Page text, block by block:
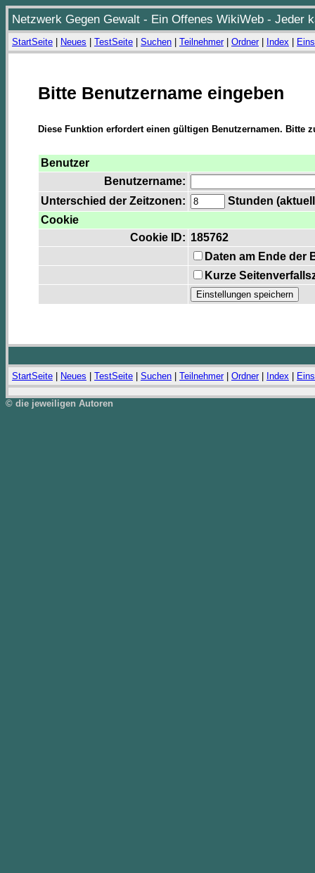
Netzwerk Gegen Gewalt - Ein Offenes WikiWeb - Jeder
StartSeite Neues TestSeite Suchen Teilnehmer| Ordner| Index
Bitte Benutzername eingeben
Diese Funktion erfordert einen gültigen Benutzernamen. Bitte
Benutzer
Benutzername:
Unterschied der Zeitzonen:
Stunden
Cookie
Cookie ID: 185762
Daten am Ende der
Kurze
StartSeite Neues TestSeite Suchen Teilnehmer| Ordner| Index
© die jeweiligen Autoren